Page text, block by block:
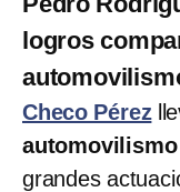
logros
Checo Pérez
automovilismo
grandes